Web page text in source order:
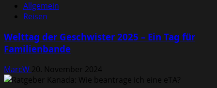
Allgemein
Reisen
Welttag der Geschwister 2025 – Ein Tag für
Familienbande
MarcW 20. November 2024